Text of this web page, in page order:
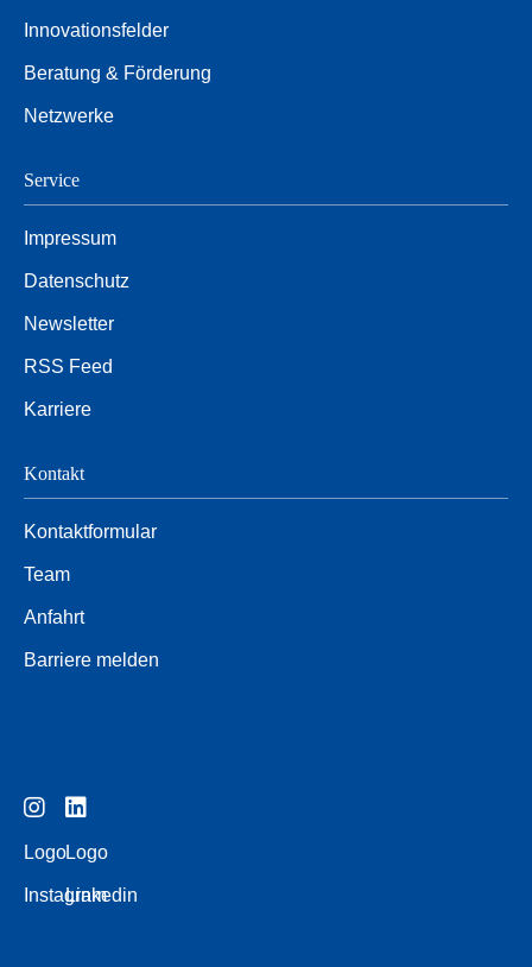
Innovationsfelder
Beratung & Förderung
Netzwerke
Service
Impressum
Datenschutz
Newsletter
RSS Feed
Karriere
Kontakt
Kontaktformular
Team
Anfahrt
Barriere melden
Logo
Instagram
Logo
Linkedin